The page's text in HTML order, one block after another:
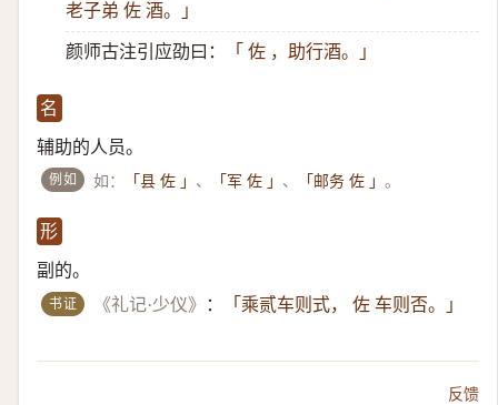
老子弟 佐 酒。」
颜师古注引应劭曰： 「 佐 ，助行酒。」
名
辅助的人员。
例如 如： 「县 佐 」 、 「军 佐 」 、 「邮务 佐 」。
形
副的。
书证 《礼记·少仪》 ： 「乘贰车则式， 佐 车则否。」
反馈